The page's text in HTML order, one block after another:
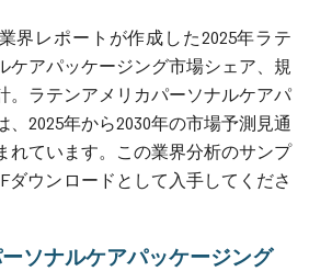
界レポートが作成した2025年ラテ
ケアパッケージング市場シェア、規
。ラテンアメリカパーソナルケアパ
、2025年から2030年の市場予測見通
れています。この業界分析のサンプ
ダウンロードとして入手してくださ
ソナルケアパッケージング